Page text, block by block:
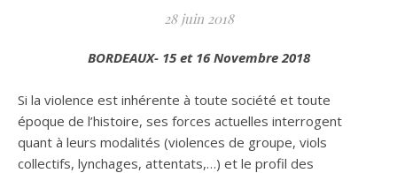
28 juin 2018
BORDEAUX- 15 et 16 Novembre 2018
Si la violence est inhérente à toute société et toute
époque de l’histoire, ses forces actuelles interrogent
quant à leurs modalités (violences de groupe, viols
collectifs, lynchages, attentats,…) et le profil des